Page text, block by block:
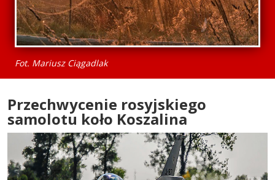
Fot. Mariusz Ciągadlak
Przechwycenie rosyjskiego
samolotu koło Koszalina